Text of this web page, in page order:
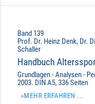
Band 139
Prof. Dr. Heinz Denk, Dr.
Schaller
Handbuch
Grundlagen - Analysen -
2003. DIN A5, 336 Seiten
»MEHR ERFAHREN ...